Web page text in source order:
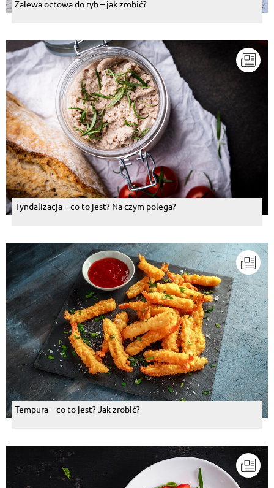
Zalewa octowa do ryb – jak zrobić?
Tyndalizacja – co to jest? Na czym polega?
Tempura – co to jest? Jak zrobić?